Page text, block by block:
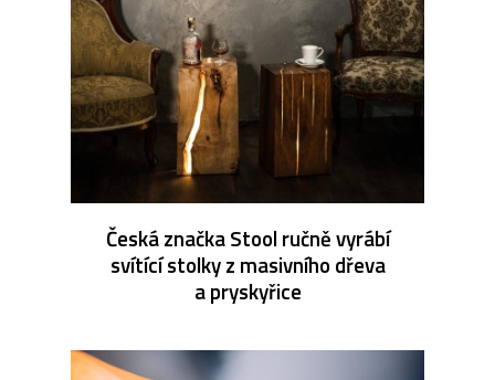
Česká značka Stool ručně vyrábí
svítící stolky z masivního dřeva
a pryskyřice